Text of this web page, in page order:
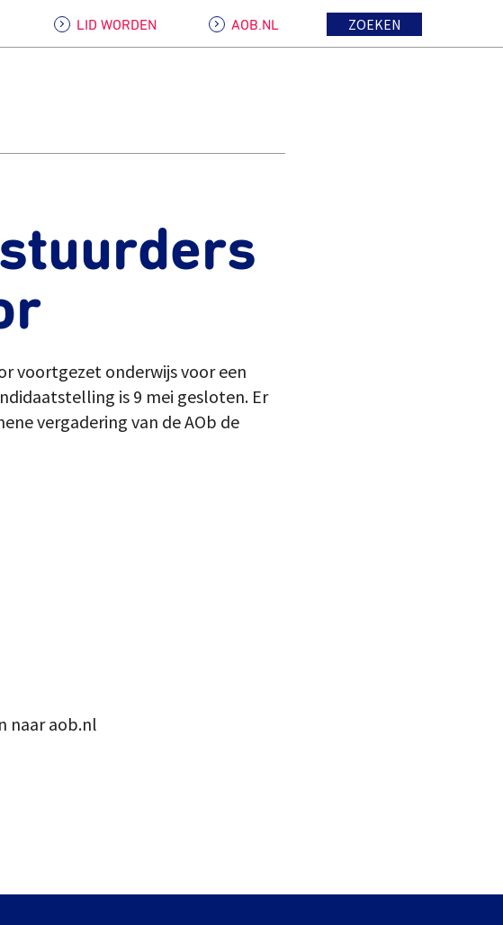
LID WORDEN AOB.NL ZOEKEN
voortgezet onderwijs voor een
is 9 mei gesloten. Er
vergadering van de AOb de
naar aob.nl